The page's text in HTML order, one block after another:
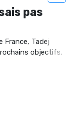
pas
France, Tadej
objectifs.